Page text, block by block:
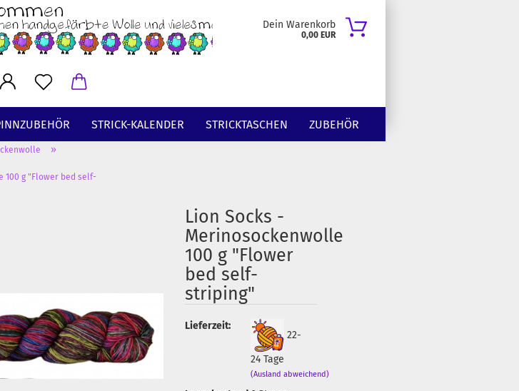
Dein Warenkorb
0,00 EUR
STRICK-KALENDER STRICKTASCHEN ZUBEHÖR
»
100 g "Flower bed self-
Lion Socks -
Merinosockenwolle
100 g "Flower
bed self-
striping"
Lieferzeit:
22-
24 Tage
(Ausland abweichend)